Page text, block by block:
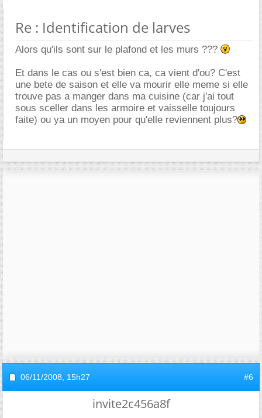
Re : Identification de larves
Alors qu'ils sont sur le plafond et les murs ???
Et dans le cas ou s'est bien ca, ca vient d'ou? C'est
une bete de saison et elle va mourir elle meme si elle
trouve pas a manger dans ma cuisine (car j'ai tout
sous sceller dans les armoire et vaisselle toujours
faite) ou ya un moyen pour qu'elle reviennent plus?
06/11/2008, 15h27 #6
invite2c456a8f